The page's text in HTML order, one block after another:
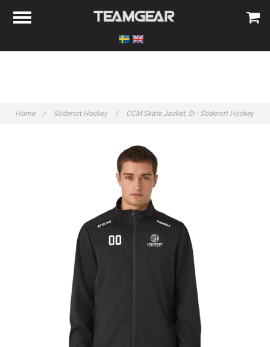
Home / Söderort Hockey / CCM Skate Jacket, Sr - Söderort Hockey